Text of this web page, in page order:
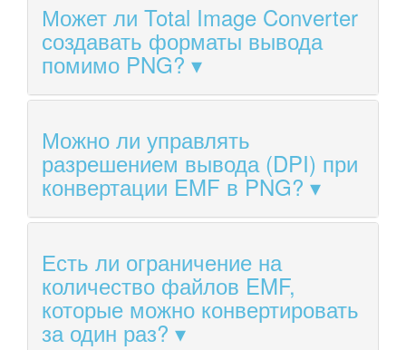
Может ли Total Image Converter
создавать форматы вывода
помимо PNG?
Можно ли управлять
разрешением вывода (DPI) при
конвертации EMF в PNG?
Есть ли ограничение на
количество файлов EMF,
которые можно конвертировать
за один раз?